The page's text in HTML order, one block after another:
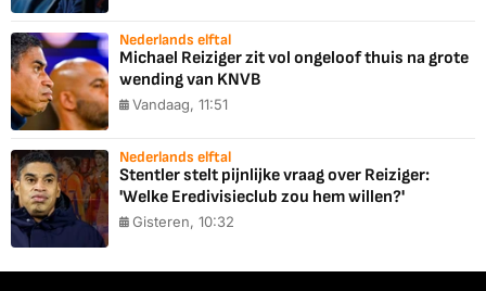
Nederlands elftal
Michael Reiziger zit vol ongeloof thuis na grote
wending van KNVB
Vandaag, 11:51
Nederlands elftal
Stentler stelt pijnlijke vraag over Reiziger:
'Welke Eredivisieclub zou hem willen?'
Gisteren, 10:32